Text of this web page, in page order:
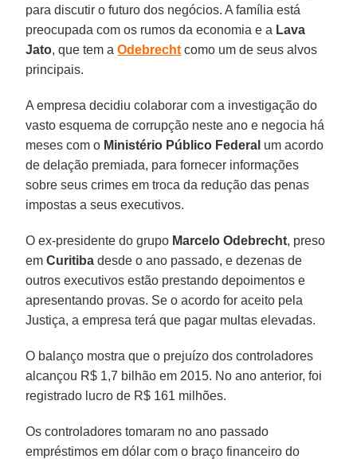
para discutir o futuro dos negócios. A família está
preocupada com os rumos da economia e a Lava
Jato, que tem aOdebrecht como um de seus alvos
principais.
A empresa decidiu colaborar com a investigação do
vasto esquema de corrupção neste ano e negocia há
meses com o Ministério Público Federal um acordo
de delação premiada, para fornecer informações
sobre seus crimes em troca da redução das penas
impostas a seus executivos.
O ex-presidente do grupo Marcelo Odebrecht, preso
emCuritiba desde o ano passado, e dezenas de
outros executivos estão prestando depoimentos e
apresentando provas. Se o acordo for aceito pela
Justiça, a empresa terá que pagar multas elevadas.
O balanço mostra que o prejuízo dos controladores
alcançou R$ 1,7 bilhão em 2015. No ano anterior, foi
registrado lucro de R$ 161 milhões.
Os controladores tomaram no ano passado
empréstimos em dólar com o braço financeiro do